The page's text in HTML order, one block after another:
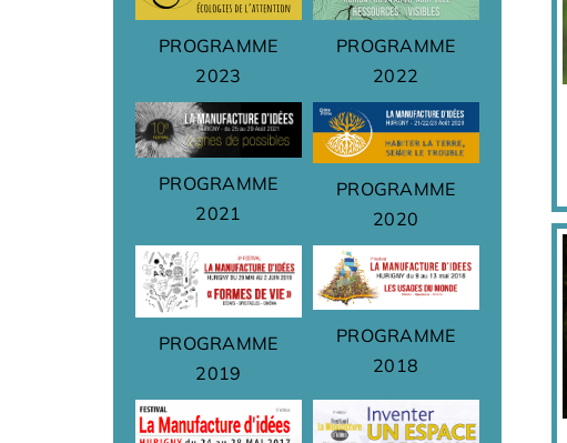
PROGRAMME
2023
PROGRAMME
2022
PROGRAMME
2021
PROGRAMME
2020
PROGRAMME
2019
PROGRAMME
2018